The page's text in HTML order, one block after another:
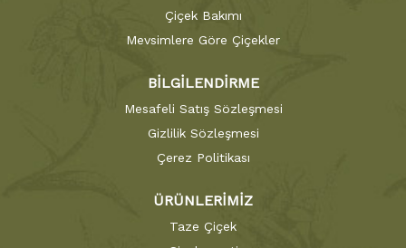
Çiçek Bakımı
Mevsimlere Göre Çiçekler
BİLGİLENDİRME
Mesafeli Satış Sözleşmesi
Gizlilik Sözleşmesi
Çerez Politikası
ÜRÜNLERİMİZ
Taze Çiçek